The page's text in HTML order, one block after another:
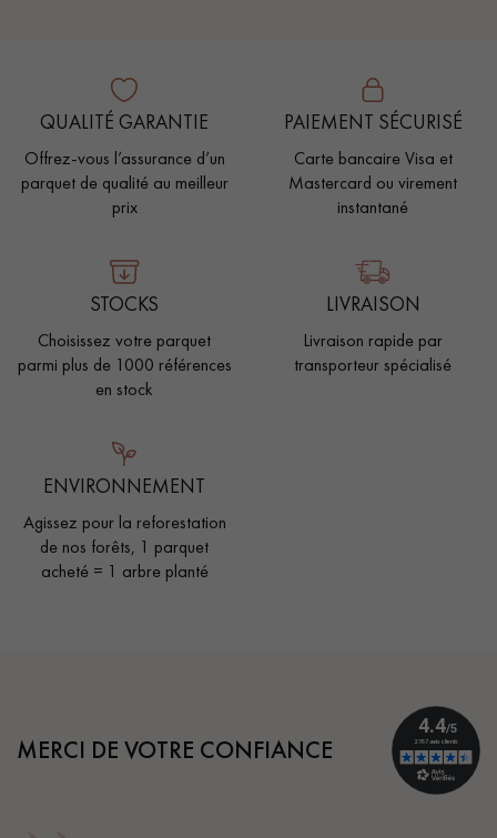
QUALITÉ GARANTIE
Offrez-vous l’assurance d’un
parquet de qualité au meilleur
prix
PAIEMENT SÉCURISÉ
Carte bancaire Visa et
Mastercard ou virement
instantané
STOCKS
Choisissez votre parquet
parmi plus de 1000 références
en stock
LIVRAISON
Livraison rapide par
transporteur spécialisé
ENVIRONNEMENT
Agissez pour la reforestation
de nos forêts, 1 parquet
acheté = 1 arbre planté
MERCI DE VOTRE CONFIANCE